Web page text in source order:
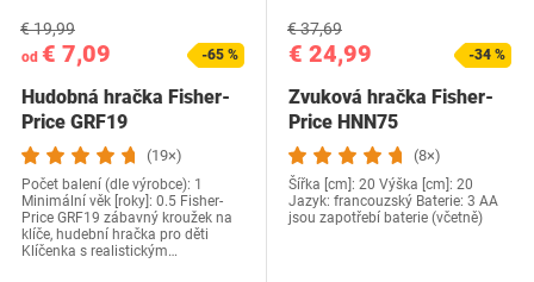
od € 7,09
€ 19,99
-65 %
Hudobná hračka Fisher-
Price GRF19
(19×)
Počet balení (dle výrobce): 1
Minimální věk [roky]: 0.5 Fisher-
Price GRF19 zábavný kroužek na
klíče, hudební hračka pro děti
Klíčenka s realistickým…
€ 24,99
€ 37,69
-34 %
Zvuková hračka Fisher-
Price HNN75
(8×)
Šířka [cm]: 20 Výška [cm]: 20
Jazyk: francouzský Baterie: ‎3 AA
jsou zapotřebí baterie (včetně)